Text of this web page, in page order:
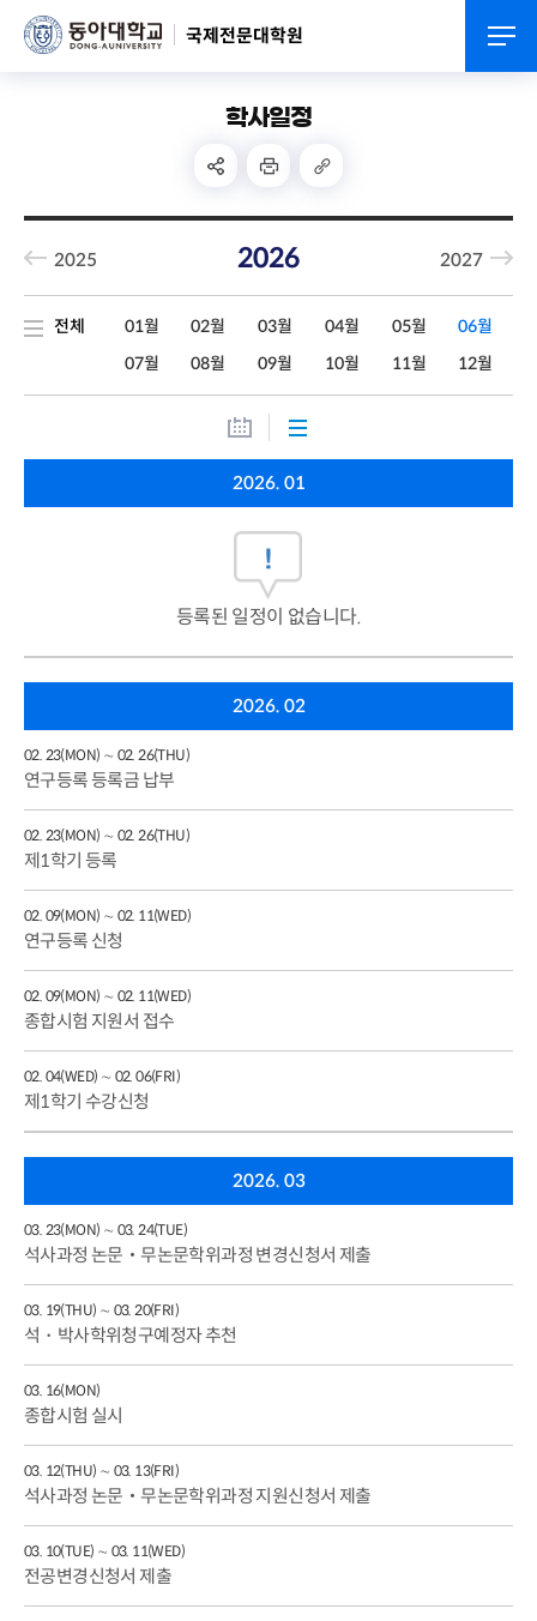
국제전문대학원
학사일정
2025 2026 2027
전체 01월 02월 03월 04월 05월
06월
07월
08월 09월 10월 11월 12월
2026. 01
등록된 일정이 없습니다.
2026. 02
02. 23(MON) ∼ 02. 26(THU)
연구등록 등록금 납부
02. 23(MON) ∼ 02. 26(THU)
제1학기 등록
02. 09(MON) ∼ 02. 11(WED)
연구등록 신청
02. 09(MON) ∼ 02. 11(WED)
종합시험 지원서 접수
02. 04(WED) ∼ 02. 06(FRI)
제1학기 수강신청
2026. 03
03. 23(MON) ∼ 03. 24(TUE)
석사과정 논문‧무논문학위과정 변경신청서 제출
03. 19(THU) ∼ 03. 20(FRI)
석・박사학위청구예정자 추천
03. 16(MON)
종합시험 실시
03. 12(THU) ∼ 03. 13(FRI)
석사과정 논문‧무논문학위과정 지원신청서 제출
03. 10(TUE) ∼ 03. 11(WED)
전공변경신청서 제출